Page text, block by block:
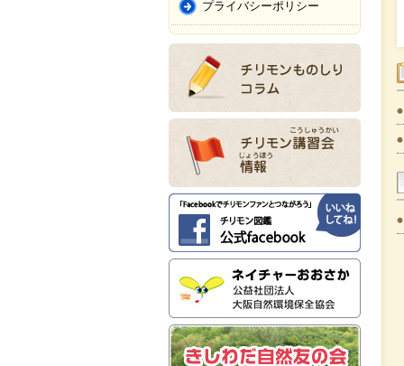
プライバシーポリシー